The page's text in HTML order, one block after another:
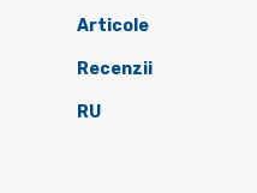
Articole
Recenzii
RU